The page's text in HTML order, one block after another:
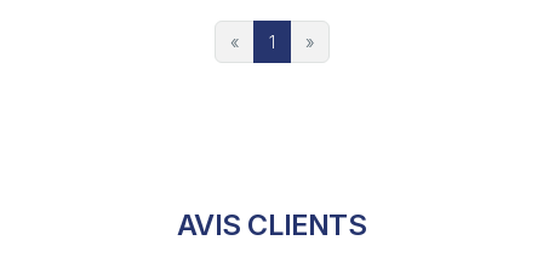
« 1 »
AVIS CLIENTS